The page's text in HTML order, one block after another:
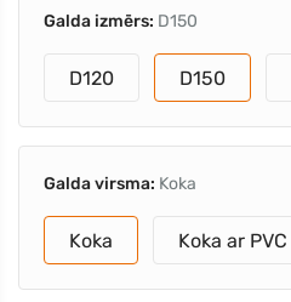
Galda izmērs: D150
D120 D150
Galda virsma: Koka
Koka Koka ar